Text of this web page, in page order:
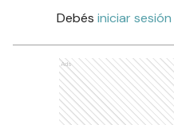
Debés iniciar sesión
Ads